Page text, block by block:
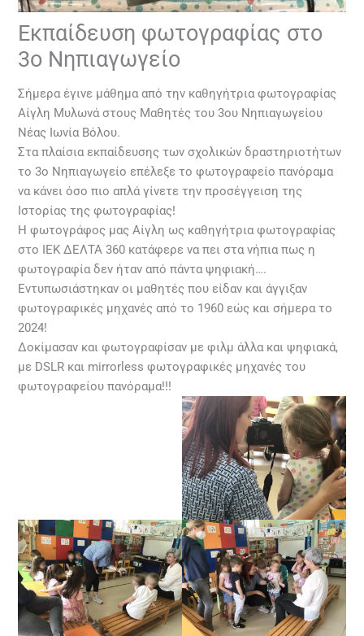
Εκπαίδευση φωτογραφίας στο
3ο Νηπιαγωγείο
Σήμερα έγινε μάθημα από την καθηγήτρια φωτογραφίας
Αίγλη Μυλωνά στους Μαθητές του 3ου Νηπιαγωγείου
Νέας Ιωνία Βόλου.
Στα πλαίσια εκπαίδευσης των σχολικών δραστηριοτήτων
το 3ο Νηπιαγωγείο επέλεξε το φωτογραφείο πανόραμα
να κάνει όσο πιο απλά γίνετε την προσέγγειση της
Ιστορίας της φωτογραφίας!
Η φωτογράφος μας Αίγλη ως καθηγήτρια φωτογραφίας
στο ΙΕΚ ΔΕΛΤΑ 360 κατάφερε να πει στα νήπια πως η
φωτογραφία δεν ήταν από πάντα ψηφιακή….
Εντυπωσιάστηκαν οι μαθητές που είδαν και άγγιξαν
φωτογραφικές μηχανές από το 1960 εώς και σήμερα το
2024!
Δοκίμασαν και φωτογραφίσαν με φιλμ άλλα και ψηφιακά,
με DSLR και mirrorless φωτογραφικές μηχανές του
φωτογραφείου πανόραμα!!!